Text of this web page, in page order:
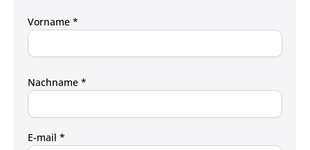
Vorname *
Nachname *
E-mail *